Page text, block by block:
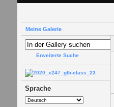
Meine Galerie
Erweiterte Suche
Sprache